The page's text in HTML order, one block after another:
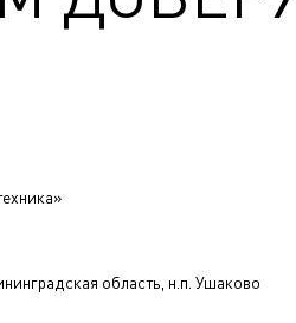
область, н.п. Ушаково